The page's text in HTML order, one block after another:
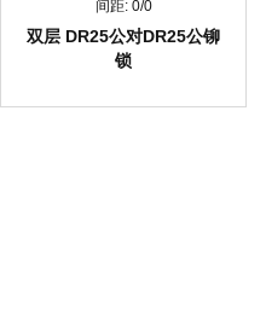
间距: 0/0
双层 DR25公对DR25公铆
锁